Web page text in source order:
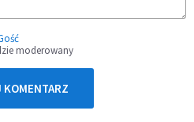
moderowany
KOMENTARZ